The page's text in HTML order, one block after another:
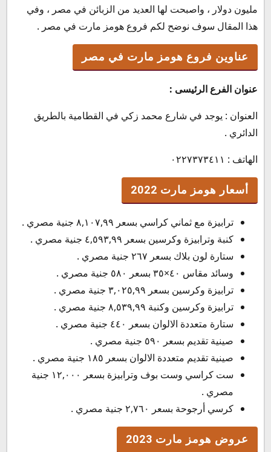
رقم خدمة عملاء هومز مارت الخط الساخن
مواعيد عمل هومز مارت
مليون دولار ، واصبحت لها العديد من الزبائن في مصر ، وفي
هذا المقال سوف نوضح لكم فروع هومز مارت في مصر .
عناوين فروع هومز مارت في مصر
عنوان الفرع الرئيسى :
العنوان : يوجد في شارع محمد زكي في القطامية بالطريق
الدائري .
الهاتف : ٠٢٢٧٣٧٣٤١١
أسعار هومز مارت 2022
ترابيزة مع ثماني كراسي بسعر ٨,١٠٧,٩٩ جنية مصري .
كنبة وترابيزة وكرسين بسعر ٤,٥٩٣,٩٩ جنية مصري .
ستارة لون بلاك بسعر ٢٦٧ جنية مصري .
وسائد مقاس ٤٠×٣٥ بسعر ٥٨٠ جنية مصري .
ترابيزة وكرسين بسعر ٣,٠٢٥,٩٩ جنية مصري .
ترابيزة وكرسين وكنبة ٨,٥٣٩,٩٩ جنية مصري .
ستارة متعددة الالوان بسعر ٤٤٠ جنية مصري .
صينية تقديم بسعر ٥٩٠ جنية مصري .
صينية تقديم متعددة الالوان بسعر ١٨٥ جنية مصري .
ست كراسي وست بوف وترابيزة بسعر ١٢,٠٠٠ جنية
مصري .
كرسي أرجوحة بسعر ٢,٧٦٠ جنية مصري .
عروض هومز مارت 2023